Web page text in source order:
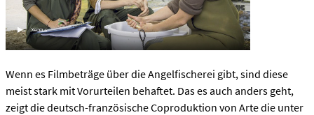
Wenn es Filmbeträge über die Angelfischerei gibt, sind diese
meist stark mit Vorurteilen behaftet. Das es auch anders geht,
zeigt die deutsch-französische Coproduktion von Arte die unter